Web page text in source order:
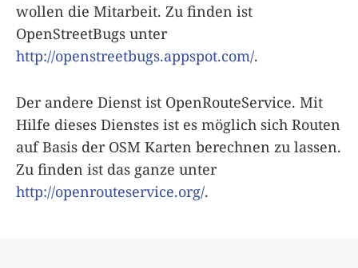
wollen die Mitarbeit. Zu finden ist
OpenStreetBugs unter
http://openstreetbugs.appspot.com/.
Der andere Dienst ist OpenRouteService. Mit
Hilfe dieses Dienstes ist es möglich sich Routen
auf Basis der OSM Karten berechnen zu lassen.
Zu finden ist das ganze unter
http://openrouteservice.org/.